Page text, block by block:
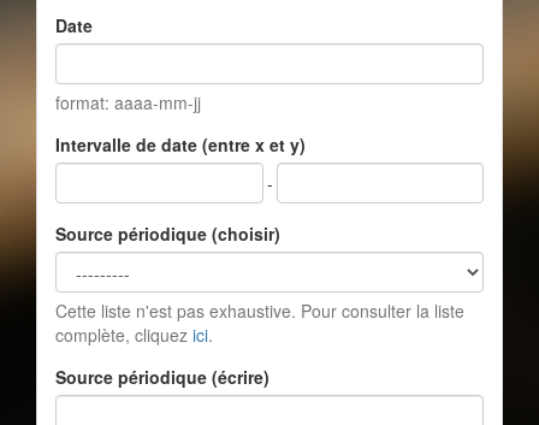
Date
format: aaaa-mm-jj
Intervalle de date (entre x et y)
-
Source périodique (choisir)
Cette liste n'est pas exhaustive. Pour consulter la liste
complète, cliquez ici.
Source périodique (écrire)